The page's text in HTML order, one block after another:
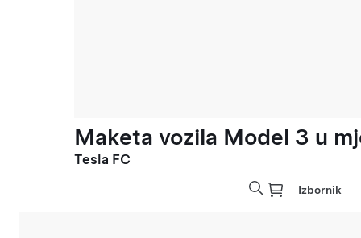
Maketa vozila Model 3 u
Tesla FC
Izbornik